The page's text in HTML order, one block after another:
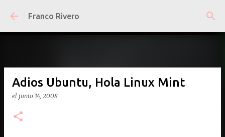
Ir al contenido principal
Franco Rivero
Adios Ubuntu, Hola Linux Mint
el junio 14, 2008